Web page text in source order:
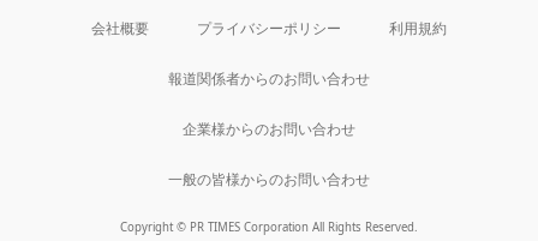
会社概要 プライバシーポリシー 利用規約
報道関係者からのお問い合わせ
企業様からのお問い合わせ
一般の皆様からのお問い合わせ
Copyright © PR TIMES Corporation All Rights Reserved.